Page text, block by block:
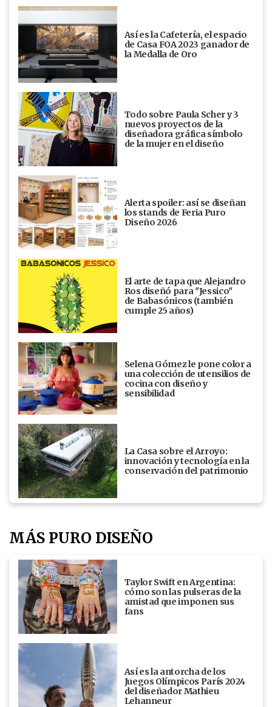
Así es la Cafetería, el espacio
de Casa FOA 2023 ganador de
la Medalla de Oro
Todo sobre Paula Scher y 3
nuevos proyectos de la
diseñadora gráfica símbolo
de la mujer en el diseño
Alerta spoiler: así se diseñan
los stands de Feria Puro
Diseño 2026
El arte de tapa que Alejandro
Ros diseñó para "Jessico"
de Babasónicos (también
cumple 25 años)
Selena Gómez le pone color a
una colección de utensilios de
cocina con diseño y
sensibilidad
La Casa sobre el Arroyo:
innovación y tecnología en la
conservación del patrimonio
MÁS PURO DISEÑO
Taylor Swift en Argentina:
cómo son las pulseras de la
amistad que imponen sus
fans
Así es la antorcha de los
Juegos Olímpicos París 2024
del diseñador Mathieu
Lehanneur